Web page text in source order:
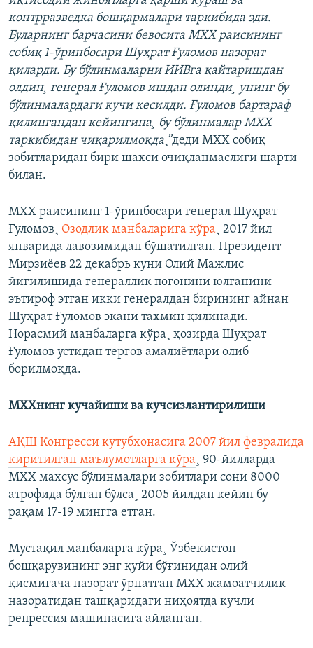
контрразведка бошқармалари таркибида эди.
Буларнинг барчасини бевосита МХХ раисининг
собиқ 1-ўринбосари Шуҳрат Ғуломов назорат
қиларди. Бу бўлинмаларни ИИВга қайтаришдан
олдин¸ генерал Ғуломов ишдан олинди¸ унинг бу
бўлинмалардаги кучи кесилди. Ғуломов бартараф
қилингандан кейингина¸ бу бўлинмалар МХХ
таркибидан чиқарилмоқда¸”деди МХХ собиқ
зобитларидан бири шахси очиқланмаслиги шарти
билан.
МХХ раисининг 1-ўринбосари генерал Шуҳрат
Ғуломов¸ Озодлик манбаларига кўра¸ 2017 йил
январида лавозимидан бўшатилган. Президент
Мирзиëев 22 декабрь куни Олий Мажлис
йиғилишида генераллик погонини юлганини
эътироф этган икки генералдан бирининг айнан
Шуҳрат Ғуломов экани тахмин қилинади.
Норасмий манбаларга кўра¸ ҳозирда Шуҳрат
Ғуломов устидан тергов амалиëтлари олиб
борилмоқда.
МХХнинг кучайиши ва кучсизлантирилиши
АҚШ Конгресси кутубхонасига 2007 йил февралида
киритилган маълумотларга кўра¸ 90-йилларда
МХХ махсус бўлинмалари зобитлари сони 8000
атрофида бўлган бўлса¸ 2005 йилдан кейин бу
рақам 17-19 мингга етган.
Мустақил манбаларга кўра¸ Ўзбекистон
бошқарувининг энг қуйи бўғинидан олий
қисмигача назорат ўрнатган МХХ жамоатчилик
назоратидан ташқаридаги ниҳоятда кучли
репрессия машинасига айланган.